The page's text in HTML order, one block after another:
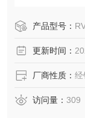
产品型号：
更新时间：
厂商性质： 经
访问量： 309